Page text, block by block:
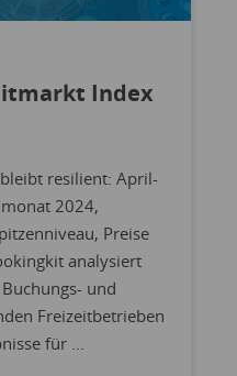
Index
resilient: April-
2024,
Preise
analysiert
und
Freizeitbetrieben
für ...